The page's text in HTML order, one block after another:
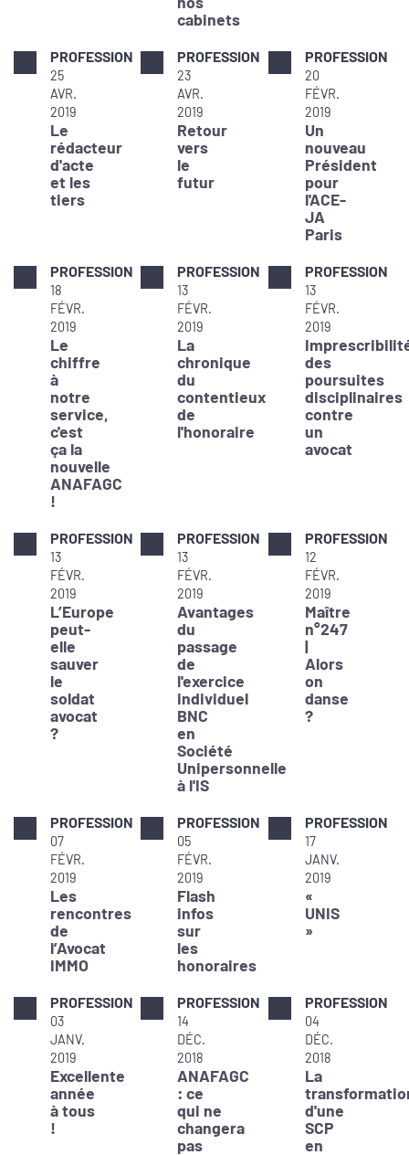
cabinets
PROFESSION
25
AVR.
2019
Le
rédacteur
d'acte
et les
tiers
PROFESSION
23
AVR.
2019
Retour
vers
le
futur
PROFESSION
20
FÉVR.
2019
Un
nouveau
Président
pour
l'ACE-
JA
Paris
PROFESSION
18
FÉVR.
2019
Le
chiffre
à
notre
service,
c'est
ça la
nouvelle
ANAFAGC
!
PROFESSION
13
FÉVR.
2019
La
chronique
du
contentieux
de
l'honoraire
PROFESSION
13
FÉVR.
2019
des
poursuites
disciplinaires
contre
un
avocat
PROFESSION
13
FÉVR.
2019
L’Europe
peut-
elle
sauver
le
soldat
avocat
?
PROFESSION
13
FÉVR.
2019
Avantages
du
passage
de
l'exercice
individuel
BNC
en
Société
Unipersonnelle
à l'IS
PROFESSION
12
FÉVR.
2019
Maître
n°247
|
Alors
on
danse
?
PROFESSION
07
FÉVR.
2019
Les
rencontres
de
l’Avocat
IMMO
PROFESSION
05
FÉVR.
2019
Flash
infos
sur
les
honoraires
PROFESSION
17
JANV.
2019
«
UNIS
»
PROFESSION
03
JANV.
2019
Excellente
année
à tous
!
PROFESSION
14
DÉC.
2018
ANAFAGC
: ce
qui ne
changera
pas
PROFESSION
04
DÉC.
2018
La
d'une
SCP
en